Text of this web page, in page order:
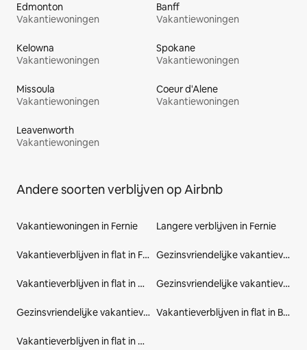
Edmonton
Vakantiewoningen
Banff
Vakantiewoningen
Kelowna
Vakantiewoningen
Spokane
Vakantiewoningen
Missoula
Vakantiewoningen
Coeur d'Alene
Vakantiewoningen
Leavenworth
Vakantiewoningen
Andere soorten verblijven op Airbnb
Vakantiewoningen in Fernie Langere verblijven in Fernie
Vakantieverblijven in flat in Fernie Gezinsvriendelijke vakantieverblijven in Fernie
Vakantieverblijven in flat in Oost-Kootenay Gezinsvriendelijke vakantieverblijven in Oost-Kootenay
Gezinsvriendelijke vakantieverblijven in Brits-Columbia Vakantieverblijven in flat in Brits-Columbia
Vakantieverblijven in flat in Canada